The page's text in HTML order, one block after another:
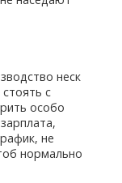
неск
с
особо
не
нормально